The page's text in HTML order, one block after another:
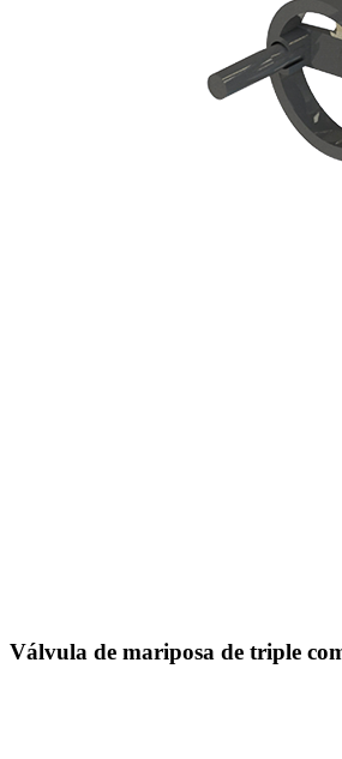
Válvula de mariposa de triple